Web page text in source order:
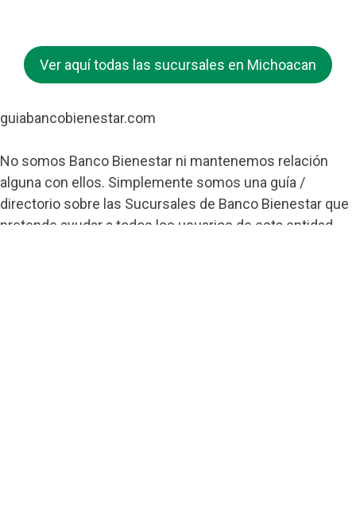
Ver aquí todas las sucursales en Michoacan
guiabancobienestar.com
No somos Banco Bienestar ni mantenemos relación
alguna con ellos. Simplemente somos una guía /
directorio sobre las Sucursales de Banco Bienestar que
pretende ayudar a todos los usuarios de esta entidad.